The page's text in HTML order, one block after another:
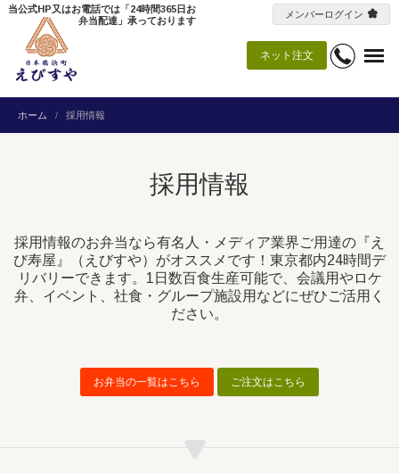
ネット注文
当公式HP又はお電話では「24時間365日お
弁当配達」承っております
メンバーログイン
ホーム 採用情報
採用情報
採用情報のお弁当なら有名人・メディア業界ご用達の『え
び寿屋』（えびすや）がオススメです！東京都内24時間デ
リバリーできます。1日数百食生産可能で、会議用やロケ
弁、イベント、社食・グループ施設用などにぜひご活用く
ださい。
お弁当の一覧はこちら ご注文はこちら